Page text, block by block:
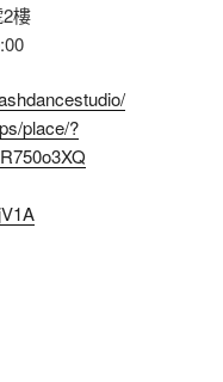
樓
place/?